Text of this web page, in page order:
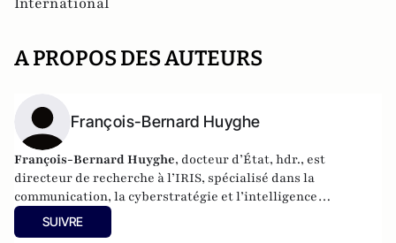
A PROPOS DES AUTEURS
François-Bernard Huyghe
François-Bernard Huyghe, docteur d’État, hdr., est
directeur de recherche à l’IRIS, spécialisé dans la
communication, la cyberstratégie et l’intelligence
économique, derniers livres : « L’art de la guerre
idéologique » (le Cerf 2021) et « Fake news Manip, infox et
SUIVRE